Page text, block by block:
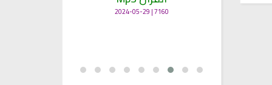
7160 | 2024-05-29